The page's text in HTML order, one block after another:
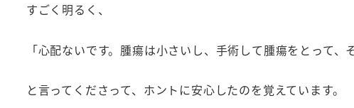
すごく明るく、
「心配ないです。腫瘍は小さいし、手術して腫瘍をとって、
と言ってくださって、ホントに安心したのを覚えています。